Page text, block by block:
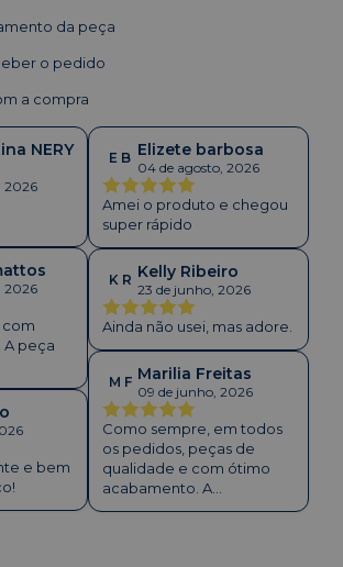
da peça
o pedido
a compra
NERY
2026
2026
com
A peça
e bem
E B Elizete barbosa
04 de agosto, 2026
Amei o produto e chegou
super rápido
K R Kelly Ribeiro
23 de junho, 2026
Ainda não usei, mas adore.
M F Marilia Freitas
09 de junho, 2026
Como sempre, em todos
os pedidos, peças de
qualidade e com ótimo
acabamento. A
embalagem é excelente,